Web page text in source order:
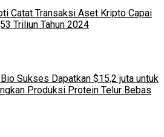
Catat Transaksi Aset Kripto Capai
Triliun Tahun 2024
Sukses Dapatkan $15,2 juta untuk
Produksi Protein Telur Bebas